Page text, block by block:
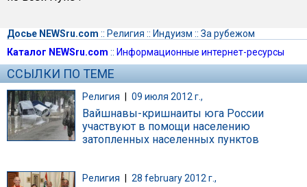
Досье NEWSru.com :: Религия :: Индуизм :: За рубежом
Каталог NEWSru.com :: Информационные интернет-ресурсы
ССЫЛКИ ПО ТЕМЕ
Религия | 09 июля 2012 г.,
Вайшнавы-кришнаиты юга России
участвуют в помощи населению
затопленных населенных пунктов
Религия 28 february 2012 г.,